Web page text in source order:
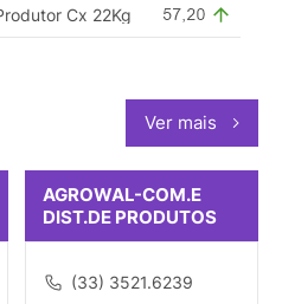
Cx 22Kg
Ver mais
AGROWAL-COM.E
DIST.DE PRODUTOS
(33) 3521.6239